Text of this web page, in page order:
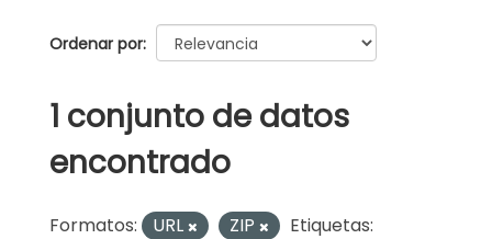
Ordenar por
1 conjunto de datos
encontrado
Formatos: URL ZIP
Etiquetas: